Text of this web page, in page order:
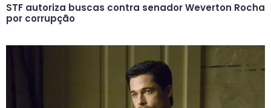
STF autoriza buscas contra senador Weverton Rocha
por corrupção